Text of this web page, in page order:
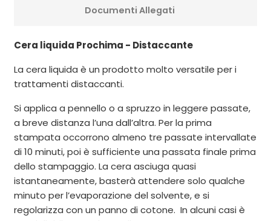
Documenti Allegati
Cera liquida Prochima - Distaccante
La cera liquida è un prodotto molto versatile per i
trattamenti distaccanti.
Si applica a pennello o a spruzzo in leggere passate,
a breve distanza l’una dall’altra. Per la prima
stampata occorrono almeno tre passate intervallate
di 10 minuti, poi è sufficiente una passata finale prima
dello stampaggio. La cera asciuga quasi
istantaneamente, basterà attendere solo qualche
minuto per l’evaporazione del solvente, e si
regolarizza con un panno di cotone. In alcuni casi è